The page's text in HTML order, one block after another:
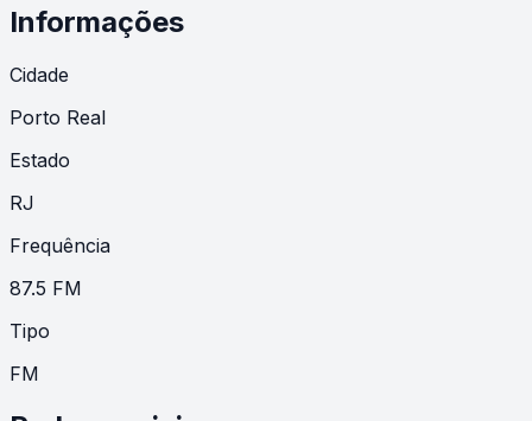
Informações
Cidade
Porto Real
Estado
RJ
Frequência
87.5 FM
Tipo
FM